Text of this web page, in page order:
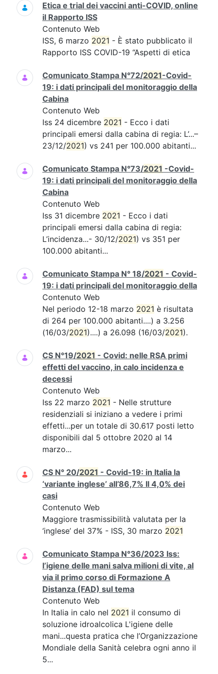
Etica e trial dei vaccini anti-COVID, online
il Rapporto ISS
Contenuto Web
ISS, 6 marzo 2021 - È stato pubblicato il
Rapporto ISS COVID-19 “Aspetti di etica
Comunicato Stampa N°72/2021-Covid-
19: i dati principali del monitoraggio della
Cabina
Contenuto Web
Iss 24 dicembre 2021 - Ecco i dati
principali emersi dalla cabina di regia: L’...–
23/12/2021) vs 241 per 100.000 abitanti...
Comunicato Stampa N°73/2021 -Covid-
19: i dati principali del monitoraggio della
Cabina
Contenuto Web
Iss 31 dicembre 2021 - Ecco i dati
principali emersi dalla cabina di regia:
L’incidenza...- 30/12/2021) vs 351 per
100.000 abitanti...
Comunicato Stampa N° 18/2021 - Covid-
19: i dati principali del monitoraggio della
Contenuto Web
Nel periodo 12-18 marzo 2021 è risultata
di 264 per 100.000 abitanti....) a 3.256
(16/03/2021)....) a 26.098 (16/03/2021).
CS N°19/2021 - Covid: nelle RSA primi
effetti del vaccino, in calo incidenza e
decessi
Contenuto Web
Iss 22 marzo 2021 - Nelle strutture
residenziali si iniziano a vedere i primi
effetti...per un totale di 30.617 posti letto
disponibili dal 5 ottobre 2020 al 14
marzo...
CS N° 20/2021 - Covid-19: in Italia la
‘variante inglese’ all’86,7% Il 4,0% dei
casi
Contenuto Web
Maggiore trasmissibilità valutata per la
‘inglese’ del 37% - ISS, 30 marzo 2021
Comunicato Stampa N°36/2023 Iss:
l’igiene delle mani salva milioni di vite, al
via il primo corso di Formazione A
Distanza (FAD) sul tema
Contenuto Web
In Italia in calo nel 2021 il consumo di
soluzione idroalcolica L'igiene delle
mani...questa pratica che l’Organizzazione
Mondiale della Sanità celebra ogni anno il
5...